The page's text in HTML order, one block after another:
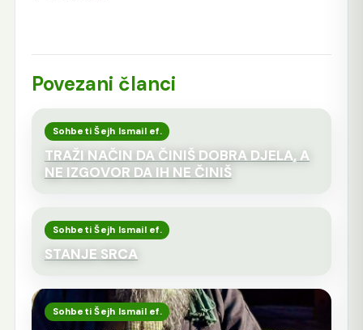
Povezani članci
Sohbeti Šejh Ismail ef.
TRAŽI NAČIN DA ČINIŠ DOBRA DJELA, A
NE IZGOVOR DA IH NE ČINIŠ
Sohbeti Šejh Ismail ef.
STANJE SRCA
Sohbeti Šejh Ismail ef.